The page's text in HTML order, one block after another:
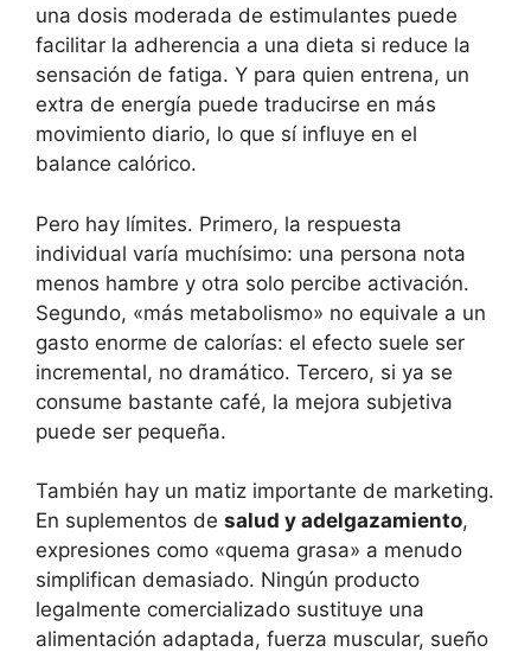
una dosis moderada de estimulantes puede
facilitar la adherencia a una dieta si reduce la
sensación de fatiga. Y para quien entrena, un
extra de energía puede traducirse en más
movimiento diario, lo que sí influye en el
balance calórico.
Pero hay límites. Primero, la respuesta
individual varía muchísimo: una persona nota
menos hambre y otra solo percibe activación.
Segundo, «más metabolismo» no equivale a un
gasto enorme de calorías: el efecto suele ser
incremental, no dramático. Tercero, si ya se
consume bastante café, la mejora subjetiva
puede ser pequeña.
También hay un matiz importante de marketing.
En suplementos de salud y adelgazamiento,
expresiones como «quema grasa» a menudo
simplifican demasiado. Ningún producto
legalmente comercializado sustituye una
alimentación adaptada, fuerza muscular, sueño